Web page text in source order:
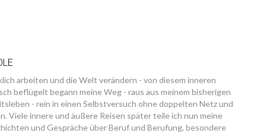
arbeiten und die Welt verändern - von diesem inneren
beflügelt begann meine Weg - raus aus meinem bisherigen
- rein in einen Selbstversuch ohne doppelten Netz und
Viele innere und äußere Reisen später teile ich nun meine
und Gespräche über Beruf und Berufung, besondere